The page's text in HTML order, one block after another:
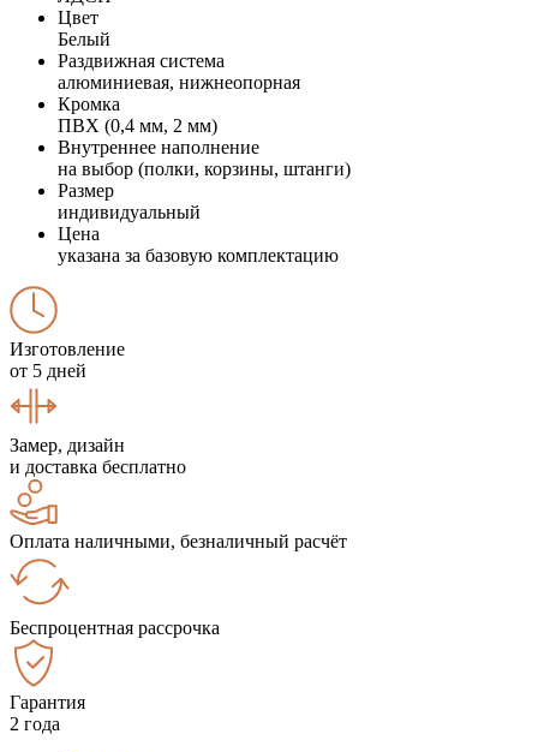
Цвет
Белый
Раздвижная система
алюминиевая, нижнеопорная
Кромка
ПВХ (0,4 мм, 2 мм)
Внутреннее наполнение
на выбор (полки, корзины, штанги)
Размер
индивидуальный
Цена
указана за базовую комплектацию
Изготовление
от 5 дней
Замер, дизайн
и доставка бесплатно
Оплата наличными, безналичный расчёт
Беспроцентная рассрочка
Гарантия
2 года